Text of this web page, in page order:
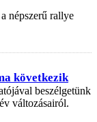
népszerű rallye
következik
beszélgetünk
változásairól.